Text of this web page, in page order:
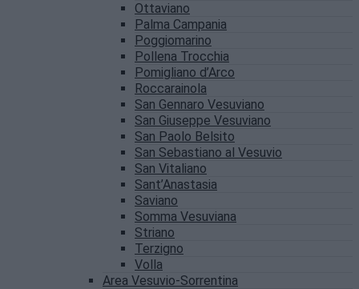
Ottaviano
Palma Campania
Poggiomarino
Pollena Trocchia
Pomigliano d’Arco
Roccarainola
San Gennaro Vesuviano
San Giuseppe Vesuviano
San Paolo Belsito
San Sebastiano al Vesuvio
San Vitaliano
Sant’Anastasia
Saviano
Somma Vesuviana
Striano
Terzigno
Volla
Area Vesuvio-Sorrentina